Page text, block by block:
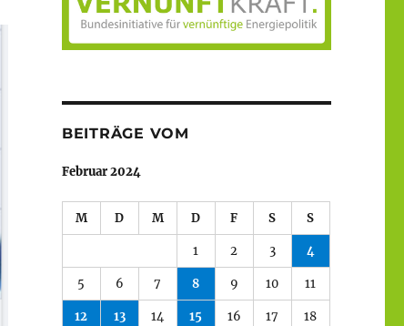
BEITRÄGE VOM
Februar 2024
M D M D F S S
1 2 3 4
5 6 7 8 9 10 11
12 13 14 15 16 17 18